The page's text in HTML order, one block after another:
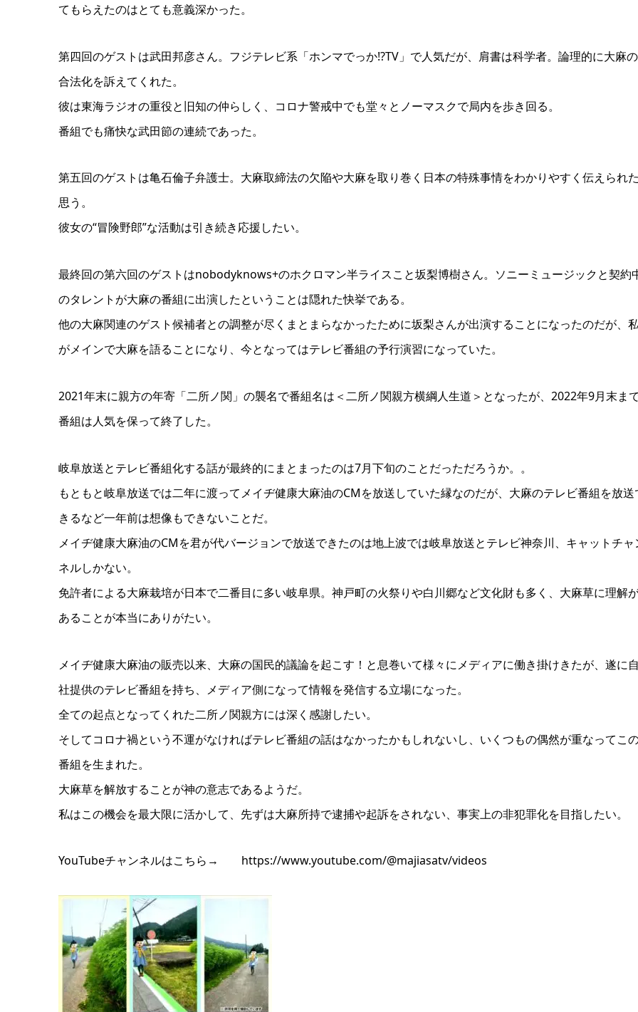
てもらえたのはとても意義深かった。
第四回のゲストは武田邦彦さん。フジテレビ系「ホンマでっか!?TV」で人気だが、肩書は科学者。論理的に大麻の
合法化を訴えてくれた。
彼は東海ラジオの重役と旧知の仲らしく、コロナ警戒中でも堂々とノーマスクで局内を歩き回る。
番組でも痛快な武田節の連続であった。
第五回のゲストは亀石倫子弁護士。大麻取締法の欠陥や大麻を取り巻く日本の特殊事情をわかりやすく伝えられ
思う。
彼女の“冒険野郎”な活動は引き続き応援したい。
最終回の第六回のゲストはnobodyknows+のホクロマン半ライスこと坂梨博樹さん。ソニーミュージックと契約
のタレントが大麻の番組に出演したということは隠れた快挙である。
他の大麻関連のゲスト候補者との調整が尽くまとまらなかったために坂梨さんが出演することになったのだが、
がメインで大麻を語ることになり、今となってはテレビ番組の予行演習になっていた。
2021年末に親方の年寄「二所ノ関」の襲名で番組名は＜二所ノ関親方横綱人生道＞となったが、2022年9月末ま
番組は人気を保って終了した。
岐阜放送とテレビ番組化する話が最終的にまとまったのは7月下旬のことだっただろうか。。
もともと岐阜放送では二年に渡ってメイヂ健康大麻油のCMを放送していた縁なのだが、大麻のテレビ番組を放送
きるなど一年前は想像もできないことだ。
メイヂ健康大麻油のCMを君が代バージョンで放送できたのは地上波では岐阜放送とテレビ神奈川、キャットチャ
ネルしかない。
免許者による大麻栽培が日本で二番目に多い岐阜県。神戸町の火祭りや白川郷など文化財も多く、大麻草に理解
あることが本当にありがたい。
メイヂ健康大麻油の販売以来、大麻の国民的議論を起こす！と息巻いて様々にメディアに働き掛けきたが、遂に
社提供のテレビ番組を持ち、メディア側になって情報を発信する立場になった。
全ての起点となってくれた二所ノ関親方には深く感謝したい。
そしてコロナ禍という不運がなければテレビ番組の話はなかったかもしれないし、いくつもの偶然が重なってこ
番組を生まれた。
大麻草を解放することが神の意志であるようだ。
私はこの機会を最大限に活かして、先ずは大麻所持で逮捕や起訴をされない、事実上の非犯罪化を目指したい。
YouTubeチャンネルはこちら→ https://www.youtube.com/@majiasatv/videos